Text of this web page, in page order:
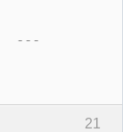
-
21